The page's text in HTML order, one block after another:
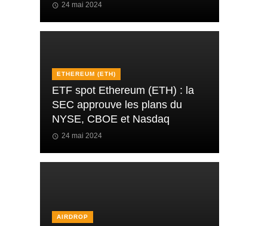
24 mai 2024
ETHEREUM (ETH)
ETF spot Ethereum (ETH) : la
SEC approuve les plans du
NYSE, CBOE et Nasdaq
24 mai 2024
AIRDROP